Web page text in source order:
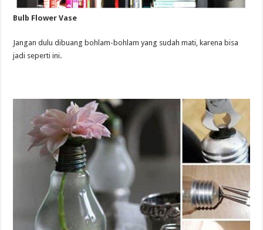
Bulb Flower Vase
Jangan dulu dibuang bohlam-bohlam yang sudah mati, karena bisa
jadi seperti ini.